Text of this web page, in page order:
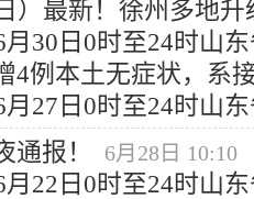
10例 7月3日 10:16
）最新！徐州多地
日 10:16
30日0时至24时山
11例 7月1日 10:09
4例本土无症状，系
27日0时至24时山
6月28日 10:16
通报！ 6月28日 10:10
22日0时至24时山